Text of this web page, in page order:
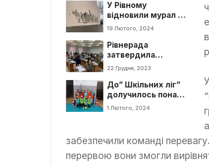
громадян з
Донеччини
У Рівному
відновили мурал на
честь Героїв
19 Лютого, 2024
Рівнерада
затвердила
бюджет
громади на 2024
22 Грудня, 2023
До” Шкільних ліг”
долучилось понад
50 команд з
1 Лютого, 2024
забезпечили команді
перервою вони змогли